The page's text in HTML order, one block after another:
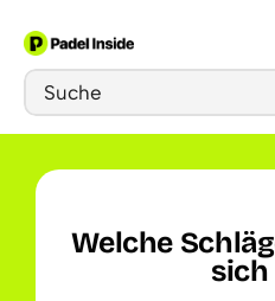
content
Schläger
Bälle
Schuhe
Search
for:
Welche
sich